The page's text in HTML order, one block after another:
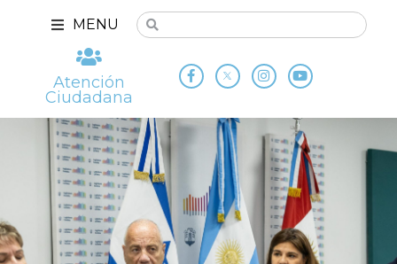
MENU
Atención
Ciudadana